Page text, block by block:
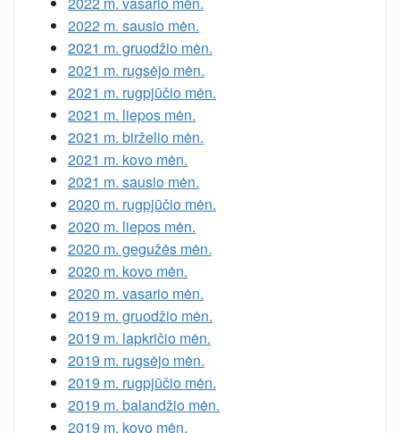
2022 m. sausio mėn.
2021 m. gruodžio mėn.
2021 m. rugsėjo mėn.
2021 m. rugpjūčio mėn.
2021 m. liepos mėn.
2021 m. birželio mėn.
2021 m. kovo mėn.
2021 m. sausio mėn.
2020 m. rugpjūčio mėn.
2020 m. liepos mėn.
2020 m. gegužės mėn.
2020 m. kovo mėn.
2020 m. vasario mėn.
2019 m. gruodžio mėn.
2019 m. lapkričio mėn.
2019 m. rugsėjo mėn.
2019 m. rugpjūčio mėn.
2019 m. balandžio mėn.
2019 m. kovo mėn.